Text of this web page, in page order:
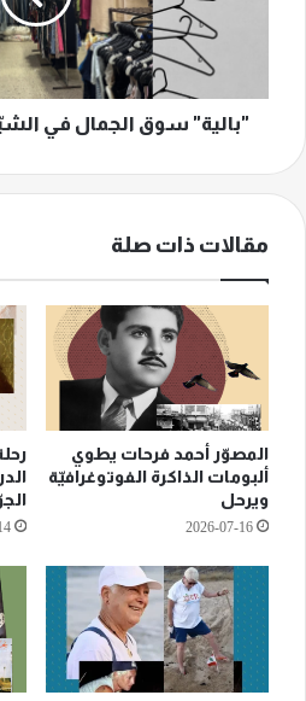
"بالية" سوق الجمال في
مقالات ذات صلة
المصوّر أحمد فرحات يطوي
ألبومات الذاكرة الفوتوغرافيّة
ويرحل
2026-07-16